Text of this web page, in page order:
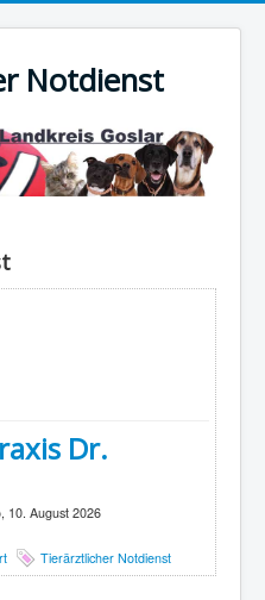
Notdienst
Dr.
10. August 2026
Tierärztlicher Notdienst